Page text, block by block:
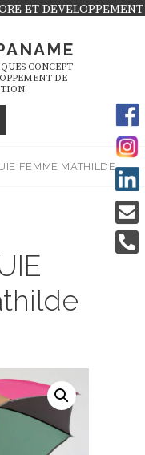
ET DEVELOPPEMENT
CONCEPT
DE
FEMME MATHILDE